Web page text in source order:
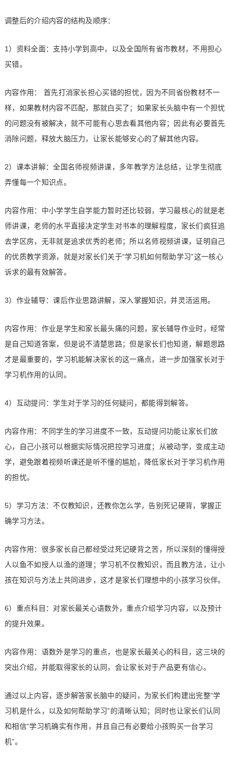
调整后的介绍内容的结构及顺序：
1）资料全面：支持小学到高中，以及全国所有省市教材，不用担心
买错。
内容作用： 首先打消家长担心买错的担忧，因为不同省份教材不一
样，如果教材内容不匹配，那就白买了；如果家长头脑中有一个担忧
的问题没有被解决，就不可能有心思去看其他内容；因此有必要首先
消除问题，释放大脑压力，让家长能够安心的了解其他内容。
2）课本讲解：全国名师视频讲课，多年教学方法总结，让学生彻底
弄懂每一个知识点。
内容作用：中小学学生自学能力暂时还比较弱，学习最核心的就是老
师讲课，老师的水平直接决定学生对书本的理解程度，家长们疯狂追
去学区房，无非就是追求优秀的老师；所以名师视频讲课，证明自己
的优质教学资源，就是对家长们关于“学习机如何帮助学习”这一核心
诉求的最有效解答。
3）作业辅导：课后作业思路讲解，深入掌握知识，并灵活运用。
内容作用：作业是学生和家长最头痛的问题，家长辅导作业时，经常
是自己知道答案，但是说不清楚思路；但是家长们也知道，解题思路
才是最重要的，学习机能解决家长的这一痛点，进一步加强家长对于
学习机作用的认同。
4）互动提问：学生对于学习的任何疑问，都能得到解答。
内容作用：不同学生的学习进度不一致，互动提问功能让家长们放
心，自己小孩可以根据实际情况把控学习进度；从被动学，变成主动
学，避免跟着视频听课还是听不懂的尴尬，降低家长对于学习机作用
的担忧。
5）学习方法：不仅教知识，还教你怎么学，告别死记硬背，掌握正
确学习方法。
内容作用：很多家长自己都经受过死记硬背之苦，所以深刻的懂得授
人以鱼不如授人以渔的道理；学习机不仅教知识，而且教方法，让小
孩在知识与方法上共同进步，这才是家长们理想中的小孩学习伙伴。
6）重点科目：对家长最关心语数外，重点介绍学习内容，以及预计
的提升效果。
内容作用：语数外是学习的重点，也是家长最关心的科目，这三块的
突出介绍，并能取得家长的认同，会让家长对于产品更有信心。
通过以上内容，逐步解答家长脑中的疑问，为家长们构建出完整“学
习机是什么，以及如何帮助学习”的清晰认知；同时也让家长们认同
和相信“学习机确实有作用，并且自己有必要给小孩购买一台学习
机”。